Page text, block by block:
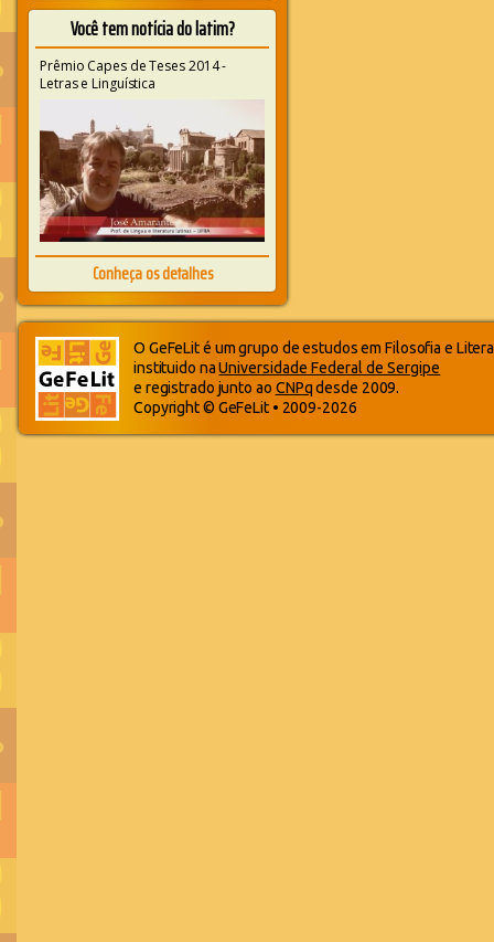
Você tem notícia do latim?
Prêmio Capes de Teses 2014 -
Letras e Linguística
Conheça os detalhes
O GeFeLit é um grupo de estudos em Filosofia e
instituido naUniversidade Federal de Sergipe
e registrado junto ao CNPqdesde 2009.
Copyright © GeFeLit • 2009-2026